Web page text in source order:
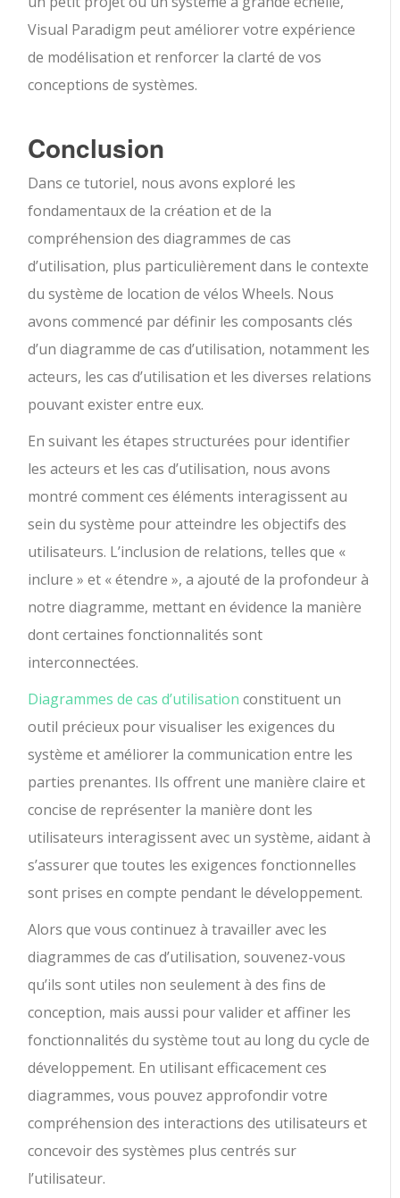
Visual Paradigm peut améliorer votre expérience
de modélisation et renforcer la clarté de vos
conceptions de systèmes.
Conclusion
Dans ce tutoriel, nous avons exploré les
fondamentaux de la création et de la
compréhension des diagrammes de cas
d’utilisation, plus particulièrement dans le contexte
du système de location de vélos Wheels. Nous
avons commencé par définir les composants clés
d’un diagramme de cas d’utilisation, notamment les
acteurs, les cas d’utilisation et les diverses relations
pouvant exister entre eux.
En suivant les étapes structurées pour identifier
les acteurs et les cas d’utilisation, nous avons
montré comment ces éléments interagissent au
sein du système pour atteindre les objectifs des
utilisateurs. L’inclusion de relations, telles que «
inclure » et « étendre », a ajouté de la profondeur à
notre diagramme, mettant en évidence la manière
dont certaines fonctionnalités sont
interconnectées.
Diagrammes de cas d’utilisation constituent un
outil précieux pour visualiser les exigences du
système et améliorer la communication entre les
parties prenantes. Ils offrent une manière claire et
concise de représenter la manière dont les
utilisateurs interagissent avec un système, aidant à
s’assurer que toutes les exigences fonctionnelles
sont prises en compte pendant le développement.
Alors que vous continuez à travailler avec les
diagrammes de cas d’utilisation, souvenez-vous
qu’ils sont utiles non seulement à des fins de
conception, mais aussi pour valider et affiner les
fonctionnalités du système tout au long du cycle de
développement. En utilisant efficacement ces
diagrammes, vous pouvez approfondir votre
compréhension des interactions des utilisateurs et
concevoir des systèmes plus centrés sur
l’utilisateur.